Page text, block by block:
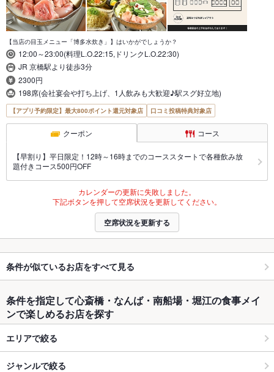
【当店の目玉メニュー「博多水炊き」】はいかがでしょうか？
12:00～23:00(料理L.O.22:15,ドリンクL.O.22:30)
JR 京橋駅より徒歩3分
2300円
198席(会社宴会や打ち上げ、1人飲みも大歓迎♪駅スグ好立地)
【アプリ予約限定】最大800ポイント還元対象店 口コミ投稿特典対象店
クーポン コース
【早割り】平日限定！12時～16時までのコーススタートで各種飲み放
題付きコース500円OFF
カレンダーの更新に失敗しました。
下記ボタンを押して空席状況を更新してください。
空席状況を更新する
条件が似ているお店をすべて見る
条件を指定して心斎橋・なんば・南船場・堀江の食事メイ
ンで楽しめるお店を探す
エリアで絞る
ジャンルで絞る